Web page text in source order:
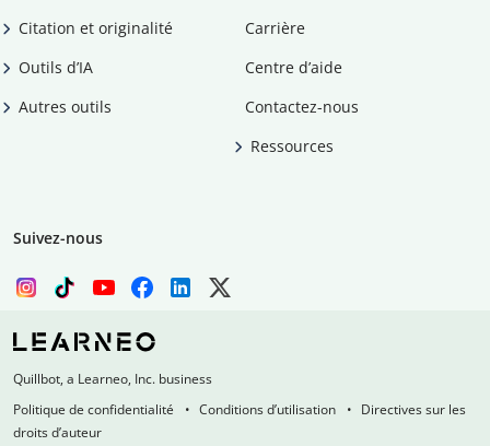
Citation et originalité
Outils d’IA
Autres outils
Carrière
Centre d’aide
Contactez-nous
Ressources
Suivez-nous
Quillbot, a Learneo, Inc. business
Politique de confidentialité
Conditions d’utilisation
Directives sur les
droits d’auteur